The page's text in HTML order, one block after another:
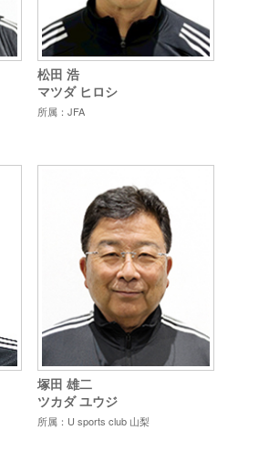
松田 浩
マツダ ヒロシ
所属：JFA
塚田 雄二
ツカダ ユウジ
所属：U sports club 山梨